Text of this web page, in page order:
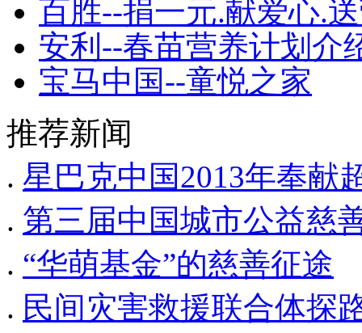
百胜--捐一元.献爱心.
安利--春苗营养计划介
宝马中国--童悦之家
推荐新闻
. 星巴克中国2013年奉献
. 第三届中国城市公益慈
. “华萌基金”的慈善征途
. 民间灾害救援联合体探